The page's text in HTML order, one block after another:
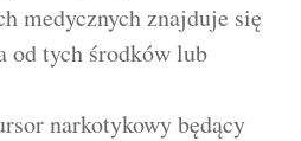
medycznych znajduje się
od tych środków lub
narkotykowy będący